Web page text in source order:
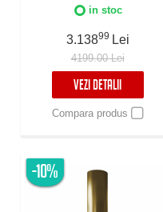
Italia, Garantie 5 ani
in stoc
3.13899 Lei
4199.00 Lei
VEZI DETALII
Compara produs
-10%